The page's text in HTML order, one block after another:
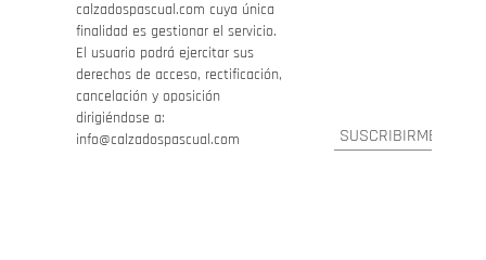
calzadospascual.com cuya única
finalidad es gestionar el servicio.
El usuario podrá ejercitar sus
derechos de acceso, rectificación,
cancelación y oposición
dirigiéndose a:
info@calzadospascual.com